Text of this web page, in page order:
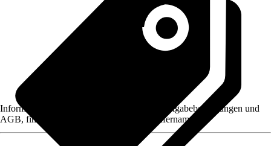
Informationen des Verkäufers, wie z. B. Rückgabebedingungen und
AGB, finden Sie bei Klick auf den Verkäufernamen.